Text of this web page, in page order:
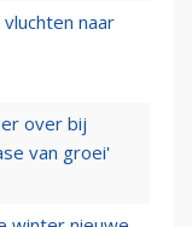
naar
over bij
van groei'